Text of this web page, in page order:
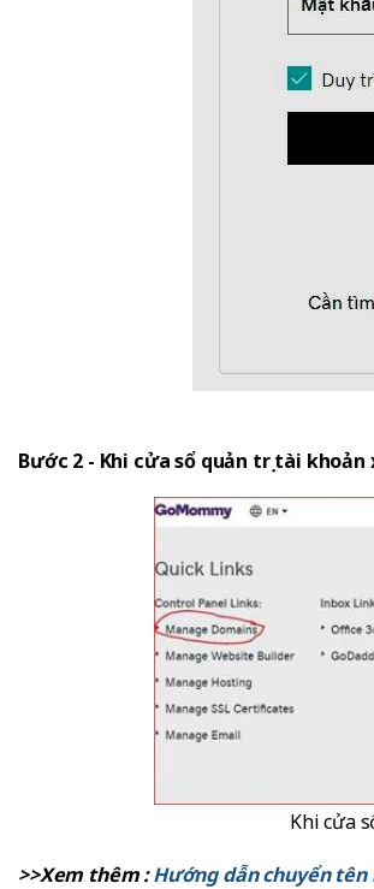
Bước 2 - Khi cửa sổ quản trị tài
Khi cửa
>>Xem thêm :Hướng dẫn chuyển